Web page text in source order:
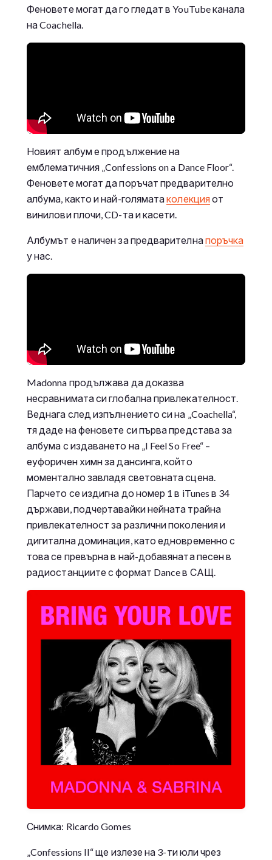
Феновете могат да го гледат в YouTube канала
на Coachella.
Новият албум е продължение на
емблематичния „Confessions on a Dance Floor“.
Феновете могат да поръчат предварително
албума, както и най-голяматаколекцияот
винилови плочи, CD-та и касети.
Албумът е наличен за предварителнапоръчка
у нас.
Madonna продължава да доказва
несравнимата си глобална привлекателност.
Веднага след изпълнението си на „Coachella“,
тя даде на феновете си първа представа за
албума с издаването на „I Feel So Free“ –
еуфоричен химн за дансинга, който
моментално завладя световната сцена.
Парчето се издигна до номер 1 в iTunes в 34
държави, подчертавайки нейната трайна
привлекателност за различни поколения и
дигитална доминация, като едновременно с
това се превърна в най-добавяната песен в
радиостанциите с формат Dance в САЩ.
Снимка: Ricardo Gomes
„Confessions II“ ще излезе на 3-ти юли чрез